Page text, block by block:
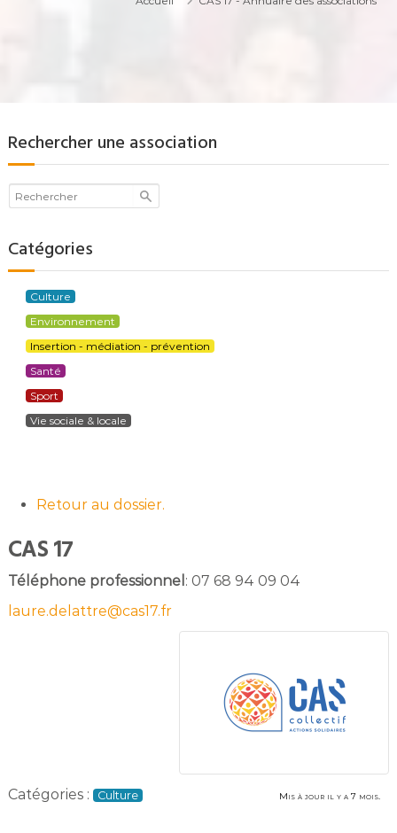
Rechercher une association
Catégories
Culture
Environnement
Insertion - médiation - prévention
Santé
Sport
Vie sociale & locale
Retour au dossier.
CAS 17
Téléphone professionnel : 07 68 94 09 04
laure.delattre@cas17.fr
Catégories : Culture Mis à jour il y a 7 mois.